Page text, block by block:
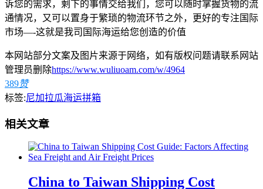
诉您的需求，剩下的事情交给我们，您可以随时掌握货物的流
通情况，又可以置身于繁琐的物流环节之外，更好的专注国际
市场—-这就是我司国际海运给您创造的价值
本网站部分文案及图片来源于网络，如有版权问题请联系网站
管理员删除https://www.wuliuoam.com/w/4964
389赞
标签:尼加拉瓜海运拼箱
相关文章
China to Taiwan Shipping Cost